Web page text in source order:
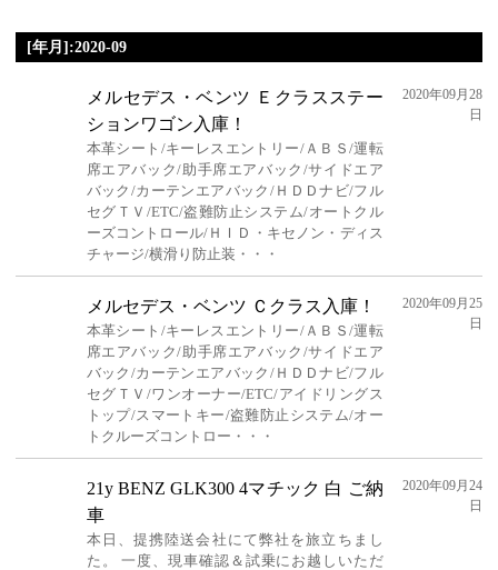
[年月]:2020-09
メルセデス・ベンツ Ｅクラスステー
ションワゴン入庫！
本革シート/キーレスエントリー/ＡＢＳ/運転
席エアバック/助手席エアバック/サイドエア
バック/カーテンエアバック/ＨＤＤナビ/フル
セグＴＶ/ETC/盗難防止システム/オートクル
ーズコントロール/ＨＩＤ・キセノン・ディス
チャージ/横滑り防止装・・・
2020年09月28
日
メルセデス・ベンツ Ｃクラス入庫！
本革シート/キーレスエントリー/ＡＢＳ/運転
席エアバック/助手席エアバック/サイドエア
バック/カーテンエアバック/ＨＤＤナビ/フル
セグＴＶ/ワンオーナー/ETC/アイドリングス
トップ/スマートキー/盗難防止システム/オー
トクルーズコントロー・・・
2020年09月25
日
21y BENZ GLK300 4マチック 白 ご納
車
本日、提携陸送会社にて弊社を旅立ちまし
た。 一度、現車確認＆試乗にお越しいただ
2020年09月24
日